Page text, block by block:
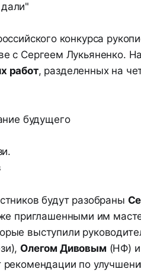
конкурса
с Сергеем Лукьяненко.
работ, разделенных на
будущего
будут разобраны
приглашенными им
выступили
Олегом Дивовым (НФ) и
по